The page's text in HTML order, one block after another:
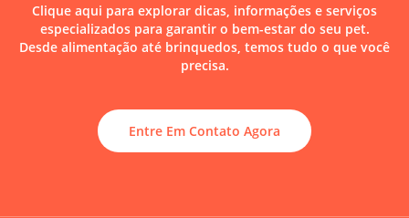
Clique aqui para explorar dicas, informações e serviços
especializados para garantir o bem-estar do seu pet.
Desde alimentação até brinquedos, temos tudo o que você
precisa.
Entre Em Contato Agora